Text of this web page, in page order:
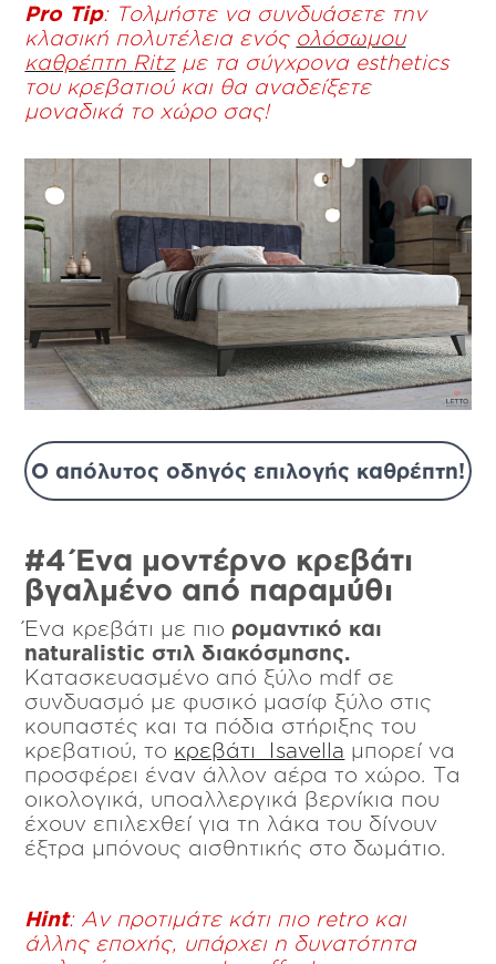
Pro Tip: Τολμήστε να συνδυάσετε την
κλασική πολυτέλεια ενός ολόσωμου
καθρέπτη Ritz με τα σύγχρονα esthetics
του κρεβατιού και θα αναδείξετε
μοναδικά το χώρο σας!
Ο απόλυτος οδηγός επιλογής καθρέπτη!
#4 Ένα μοντέρνο κρεβάτι
βγαλμένο από παραμύθι
Ένα κρεβάτι με πιο ρομαντικό και
naturalistic στιλ διακόσμησης.
Κατασκευασμένο από ξύλο mdf σε
συνδυασμό με φυσικό μασίφ ξύλο στις
κουπαστές και τα πόδια στήριξης του
κρεβατιού, το κρεβάτι Isavella μπορεί να
προσφέρει έναν άλλον αέρα το χώρο. Τα
οικολογικά, υποαλλεργικά βερνίκια που
έχουν επιλεχθεί για τη λάκα του δίνουν
έξτρα μπόνους αισθητικής στο δωμάτιο.
Hint: Αν προτιμάτε κάτι πιο retroκαι
άλλης εποχής, υπάρχει η δυνατότητα